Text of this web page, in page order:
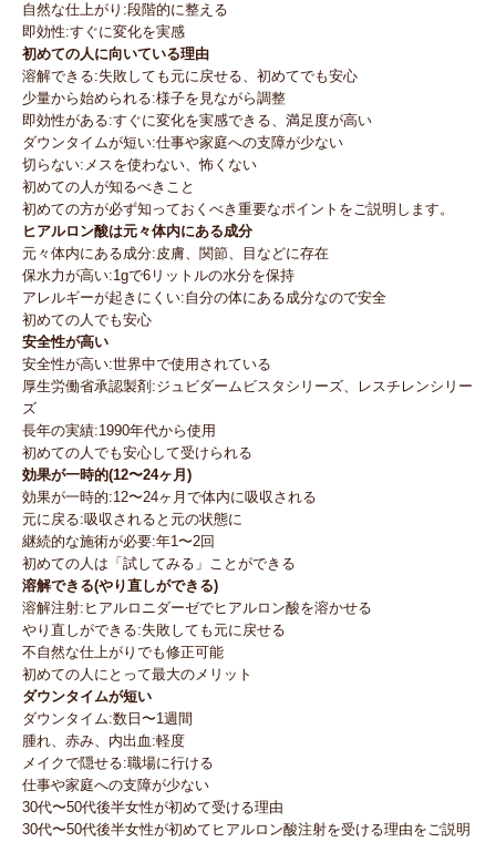
自然な仕上がり:段階的に整える
即効性:すぐに変化を実感
初めての人に向いている理由
溶解できる:失敗しても元に戻せる、初めてでも安心
少量から始められる:様子を見ながら調整
即効性がある:すぐに変化を実感できる、満足度が高い
ダウンタイムが短い:仕事や家庭への支障が少ない
切らない:メスを使わない、怖くない
初めての人が知るべきこと
初めての方が必ず知っておくべき重要なポイントをご説明します。
ヒアルロン酸は元々体内にある成分
元々体内にある成分:皮膚、関節、目などに存在
保水力が高い:1gで6リットルの水分を保持
アレルギーが起きにくい:自分の体にある成分なので安全
初めての人でも安心
安全性が高い
安全性が高い:世界中で使用されている
厚生労働省承認製剤:ジュビダームビスタシリーズ、レスチレンシリー
ズ
長年の実績:1990年代から使用
初めての人でも安心して受けられる
効果が一時的(12〜24ヶ月)
効果が一時的:12〜24ヶ月で体内に吸収される
元に戻る:吸収されると元の状態に
継続的な施術が必要:年1〜2回
初めての人は「試してみる」ことができる
溶解できる(やり直しができる)
溶解注射:ヒアルロニダーゼでヒアルロン酸を溶かせる
やり直しができる:失敗しても元に戻せる
不自然な仕上がりでも修正可能
初めての人にとって最大のメリット
ダウンタイムが短い
ダウンタイム:数日〜1週間
腫れ、赤み、内出血:軽度
メイクで隠せる:職場に行ける
仕事や家庭への支障が少ない
30代〜50代後半女性が初めて受ける理由
30代〜50代後半女性が初めてヒアルロン酸注射を受ける理由をご説明